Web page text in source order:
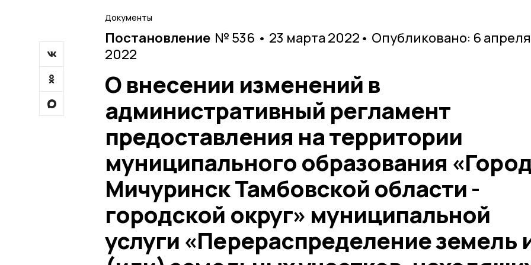
Документы
Постановление № 536 • 23 марта 2022 • Опубликовано: 6 апреля
2022
О внесении изменений в
административный регламент
предоставления на территории
муниципального образования
Мичуринск Тамбовской области -
городской округ» муниципальной
услуги «Перераспределение земель